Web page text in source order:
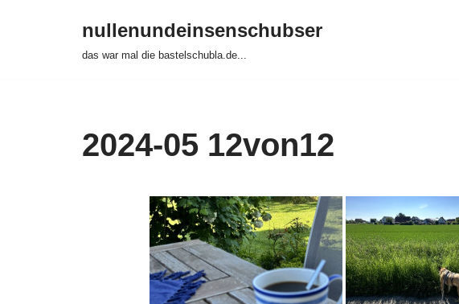
nullenundeinsenschubser
das war mal die bastelschubla.de...
2024-05 12von12